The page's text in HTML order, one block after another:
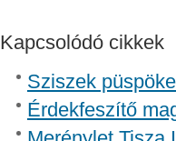
Kapcsolódó cikkek
Sziszek
Érdekfeszítő